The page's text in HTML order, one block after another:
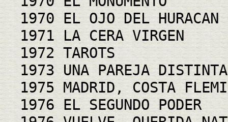
1970 EL OJO DEL HURACAN
1971 LA CERA VIRGEN
1972 TAROTS
1973 UNA PAREJA DISTINTA
1975 MADRID, COSTA
1976 EL SEGUNDO PODER